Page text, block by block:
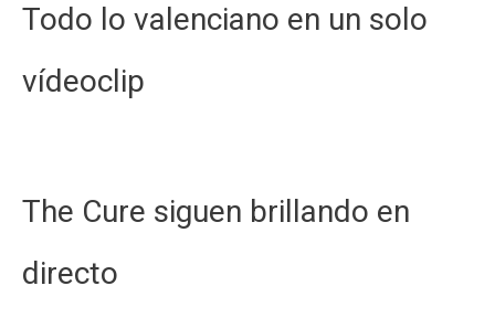
Todo lo valenciano en un solo
vídeoclip
The Cure siguen brillando en
directo